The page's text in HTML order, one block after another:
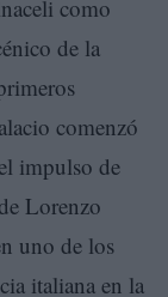
como
de la
comenzó
impulso de
Lorenzo
uno de los
italiana en la